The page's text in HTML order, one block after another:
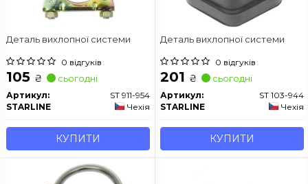
Деталь вихлопної системи
0 відгуків
105 ₴ сьогодні
Артикул:
ST 911-954
STARLINE
Чехія
КУПИТИ
Деталь вихлопної системи
0 відгуків
201 ₴ сьогодні
Артикул:
ST 103-944
STARLINE
Чехія
КУПИТИ